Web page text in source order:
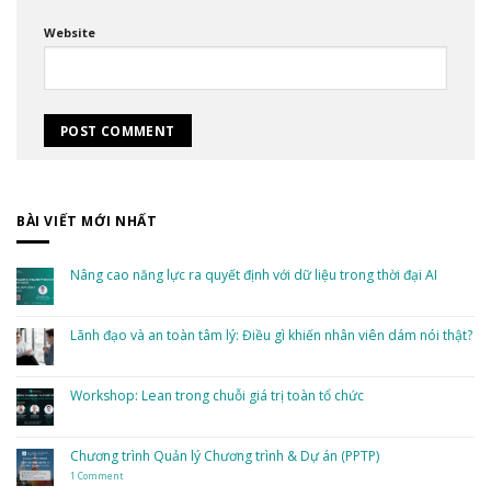
Website
BÀI VIẾT MỚI NHẤT
Nâng cao năng lực ra quyết định với dữ liệu trong thời đại AI
Nâng
cao
định
với
thời
đại
AI
Lãnh đạo và an toàn tâm lý: Điều gì khiến nhân viên dám nói thật?
đạo
lý:
Điều
gì
Workshop: Lean trong chuỗi giá trị toàn tổ chức
Workshop:
Lean
trong
chuỗi
Chương trình Quản lý Chương trình & Dự án (PPTP)
1 Commenton